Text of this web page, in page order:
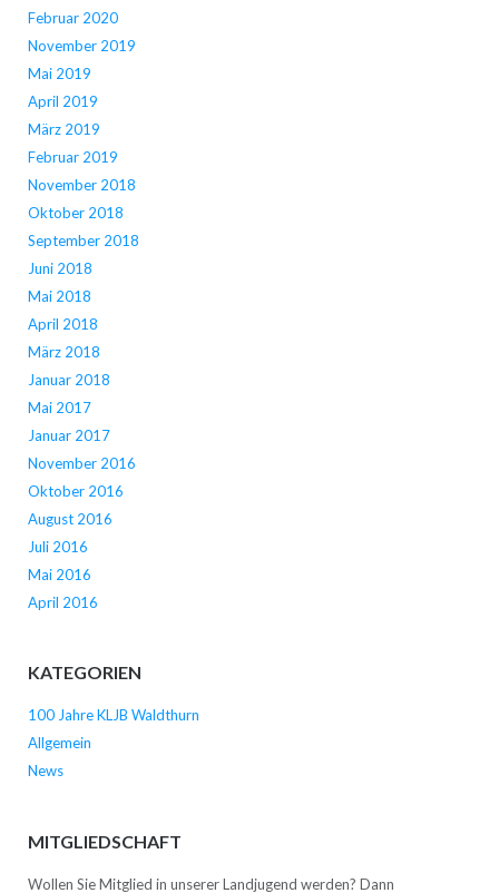
Februar 2020
November 2019
Mai 2019
April 2019
März 2019
Februar 2019
November 2018
Oktober 2018
September 2018
Juni 2018
Mai 2018
April 2018
März 2018
Januar 2018
Mai 2017
Januar 2017
November 2016
Oktober 2016
August 2016
Juli 2016
Mai 2016
April 2016
KATEGORIEN
100 Jahre KLJB Waldthurn
Allgemein
News
MITGLIEDSCHAFT
Wollen Sie Mitglied in unserer Landjugend werden? Dann